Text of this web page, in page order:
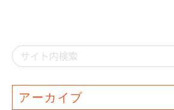
アーカイブ